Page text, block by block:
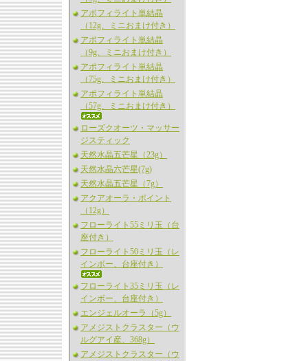
アポフィライト単結晶
（12g、ミニおまけ付き）
アポフィライト単結晶
（9g、ミニおまけ付き）
アポフィライト単結晶
（75g、ミニおまけ付き）
アポフィライト単結晶
（57g、ミニおまけ付き）
ローズクオーツ・マッサー
ジスティック
天然水晶五芒星（23g）
天然水晶六芒星(7g)
天然水晶五芒星（7g）
アクアオーラ・ポイント
（12g）
フローライト55ミリ玉（台
座付き）
フローライト50ミリ玉（レ
インボー、台座付き）
フローライト35ミリ玉（レ
インボー、台座付き）
エンジェルオーラ（5g）
アメジストクラスター（ウ
ルグアイ産、368g）
アメジストクラスター（ウ